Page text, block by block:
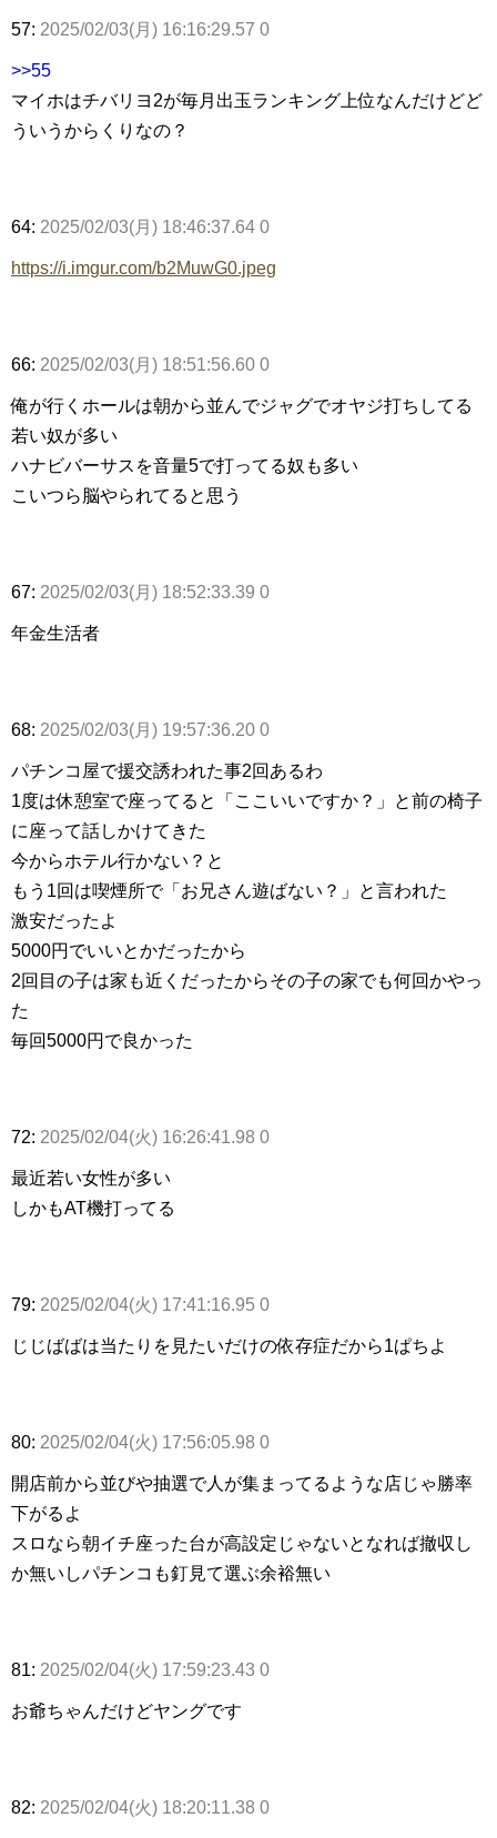
57: 2025/02/03(月) 16:16:29.57 0
>>55
マイホはチバリヨ2が毎月出玉ランキング上位なんだけどど
ういうからくりなの？
64: 2025/02/03(月) 18:46:37.64 0
https://i.imgur.com/b2MuwG0.jpeg
66: 2025/02/03(月) 18:51:56.60 0
俺が行くホールは朝から並んでジャグでオヤジ打ちしてる
若い奴が多い
ハナビバーサスを音量5で打ってる奴も多い
こいつら脳やられてると思う
67: 2025/02/03(月) 18:52:33.39 0
年金生活者
68: 2025/02/03(月) 19:57:36.20 0
パチンコ屋で援交誘われた事2回あるわ
1度は休憩室で座ってると「ここいいですか？」と前の椅子
に座って話しかけてきた
今からホテル行かない？と
もう1回は喫煙所で「お兄さん遊ばない？」と言われた
激安だったよ
5000円でいいとかだったから
2回目の子は家も近くだったからその子の家でも何回かやっ
た
毎回5000円で良かった
72: 2025/02/04(火) 16:26:41.98 0
最近若い女性が多い
しかもAT機打ってる
79: 2025/02/04(火) 17:41:16.95 0
じじばばは当たりを見たいだけの依存症だから1ぱちよ
80: 2025/02/04(火) 17:56:05.98 0
開店前から並びや抽選で人が集まってるような店じゃ勝率
下がるよ
スロなら朝イチ座った台が高設定じゃないとなれば撤収し
か無いしパチンコも釘見て選ぶ余裕無い
81: 2025/02/04(火) 17:59:23.43 0
お爺ちゃんだけどヤングです
82: 2025/02/04(火) 18:20:11.38 0